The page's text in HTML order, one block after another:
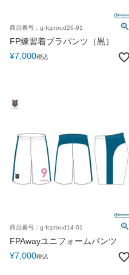
商品番号：g-fcproud26-91
FP練習着プラパンツ（黒）
¥7,000税込
商品番号：g-fcproud14-01
FPAwayユニフォームパンツ
¥7,000税込